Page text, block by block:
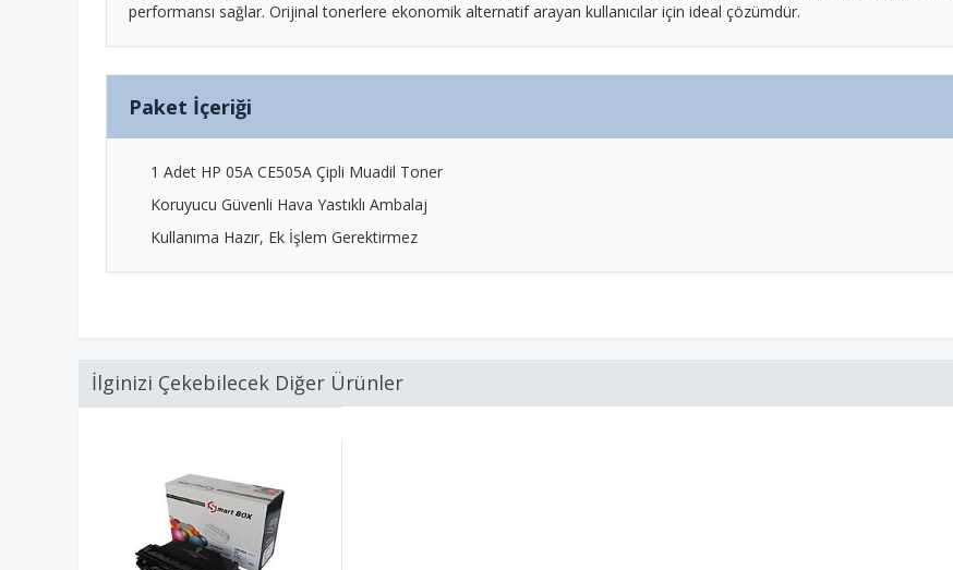
performansı sağlar. Orijinal tonerlere ekonomik alternatif arayan kullanıcılar için ideal çözümdür.
Paket İçeriği
1 Adet HP 05A CE505A Çipli Muadil Toner
Koruyucu Güvenli Hava Yastıklı Ambalaj
Kullanıma Hazır, Ek İşlem Gerektirmez
İlginizi Çekebilecek Diğer Ürünler